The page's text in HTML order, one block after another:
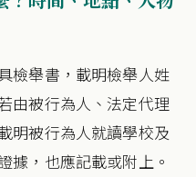
檢舉書，載明檢舉人姓
由被行為人、法定代理
明被行為人就讀學校及
據，也應記載或附上。